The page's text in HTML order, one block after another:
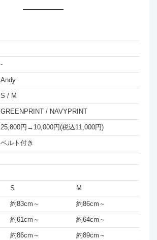
-
Andy
S / M
GREENPRINT / NAVYPRINT
25,800円→ 10,000円(税込11,000円)
ベルト付き
S M
約83cm～ 約86cm～
約61cm～ 約64cm～
約86cm～ 約89cm～